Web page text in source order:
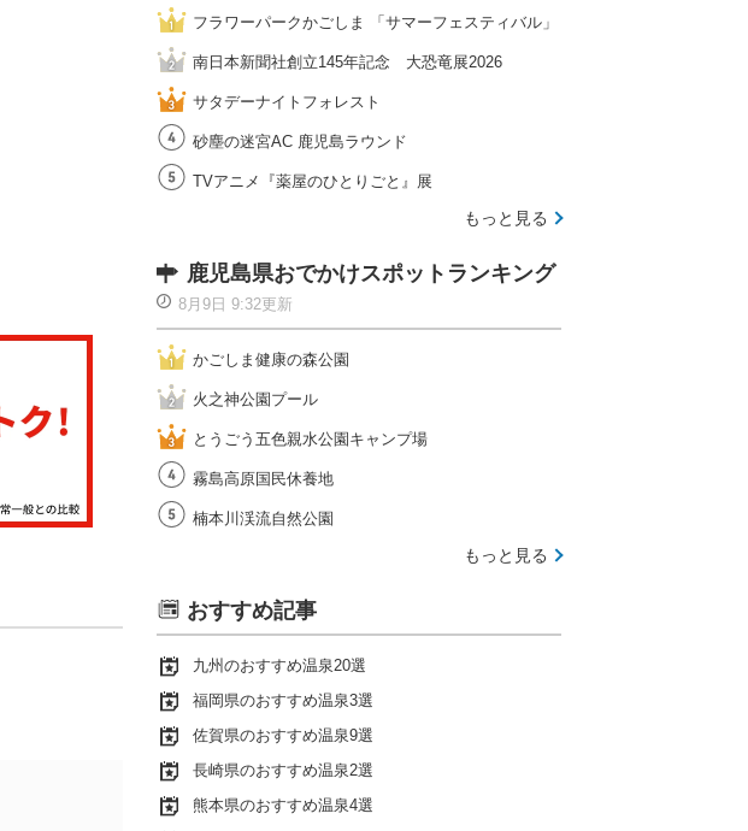
フラワーパークかごしま 「サマーフェスティバル」
南日本新聞社創立145年記念 大恐竜展2026
サタデーナイトフォレスト
砂塵の迷宮AC 鹿児島ラウンド
TVアニメ『薬屋のひとりごと』展
もっと見る
鹿児島県おでかけスポットランキング
8月9日 9:32更新
かごしま健康の森公園
火之神公園プール
とうごう五色親水公園キャンプ場
霧島高原国民休養地
楠本川渓流自然公園
もっと見る
おすすめ記事
九州のおすすめ温泉20選
福岡県のおすすめ温泉3選
佐賀県のおすすめ温泉9選
長崎県のおすすめ温泉2選
熊本県のおすすめ温泉4選